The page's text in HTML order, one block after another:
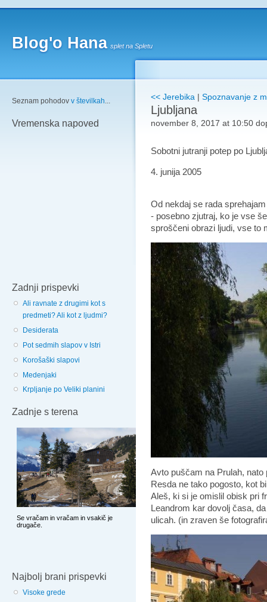
Blog'o Hana splet na Spletu
Seznam pohodov v številkah...
Vremenska napoved
Zadnji prispevki
Ali ravnate z drugimi kot s
predmeti? Ali kot z ljudmi?
Desiderata
Pot sedmih slapov v Istri
Korošaški slapovi
Medenjaki
Krpljanje po Veliki planini
Zadnje s terena
Najbolj brani prispevki
Visoke grede
<< Jerebika | Spoznavanje z
Ljubljana
november 8, 2017 at 10:50
Sobotni jutranji potep po
4. junija 2005
Od nekdaj se rada
- posebno zjutraj, ko je vse
sproščeni obrazi ljudi, vse to
Avto puščam na Prulah,
Resda ne tako pogosto, kot
Aleš, ki si je omislil obisk pri
Leandrom kar dovolj časa,
ulicah. (in zraven še